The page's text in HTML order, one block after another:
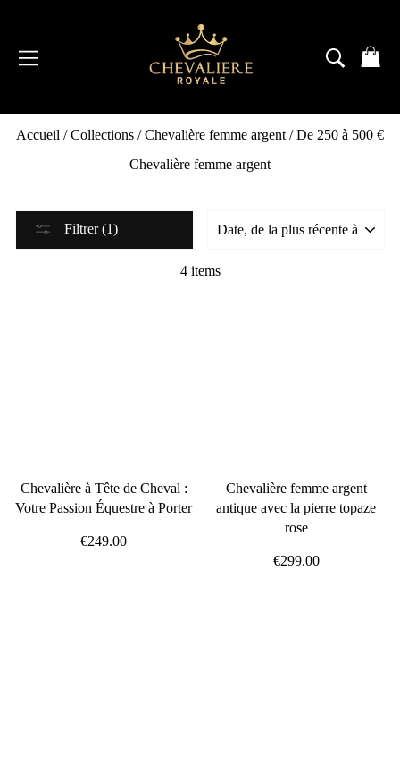
Accueil / Collections / Chevalière femme argent / De 250 à 500 €
Chevalière femme argent
Filtrer (1)
4 items
Chevalière à Tête de Cheval :
Votre Passion Équestre à Porter
€249.00
Chevalière femme argent
antique avec la pierre topaze
rose
€299.00